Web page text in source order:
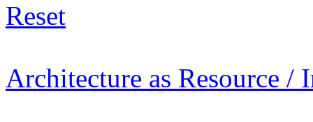
Reset
Architecture as Resource /